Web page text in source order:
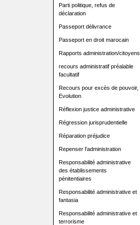
Parti politique, refus de
déclaration
Passeport délivrance
Passeport en droit marocain
Rapports administration/citoyens
recours administratif préalable
facultatif
Recours pour excès de pouvoir,
Evolution
Réflexion justice administrative
Régression jurisprudentielle
Réparation préjudice
Repenser l'administration
Responsabilité administrative
des établissements
pénitentiaires
Responsabilité administrative et
fantasia
Responsabilité administrative et
terrorisme